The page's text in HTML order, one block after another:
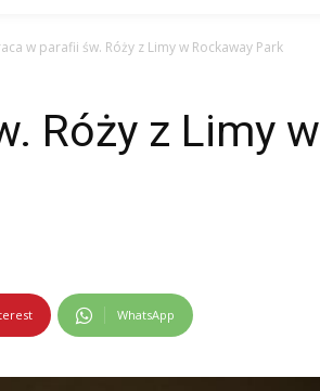
w parafii św. Róży z Limy w Rockaway Park
Róży z Limy w
WhatsApp